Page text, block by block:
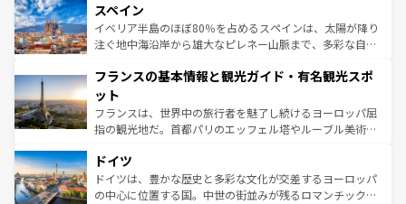
ろん、トスカーナの美しい田園風景やアマルフィ海岸の絶
景など、自然景観も見逃せない。観光の合間には、本場の
ピザやパスタなど、絶品のイタリア料理を堪能することも
ませてくれるイタリアで、忘れられない旅をしてみよう！
なお、新着のイタリア情報は
しい。
スペイン
イベリア半島のほぼ80％を占めるスペインは、太陽が降り
注ぐ地中海沿岸から雄大なピレネー山脈まで、多彩な自然
文化が根付くこの国では、情熱的なフラメンコ、熱気あふ
れる闘牛、そして美味しいタパスが生活の一部となってい
る。首都マドリードの洗練された雰囲気や、バルセロナの
アートに溢れた街角から、地方では古代ローマ遺跡や中世
せる。地方によって風土や気候が異なるスペインはその個
性で訪れる人を魅了する。 なお、新着のスペイン情報は コ
ンテンツ一覧を参照してほしい。
フランスの基本情報と観光ガイド・有名観光スポ
ット
フランスは、世界中の旅行者を魅了し続けるヨーロッパ屈
指の観光地だ。首都パリのエッフェル塔やルーブル美術館
で、幅広い魅力が詰まっている。華麗な宮殿、歴史的な大
聖堂、美しいビーチ、そして豊かな自然が、訪れる者を心
から魅了する。また、フランスは美食の国としても知ら
ドイツ
ドイツは、豊かな歴史と多彩な文化が交差するヨーロッパ
の中心に位置する国。中世の街並みが残るロマンチック街